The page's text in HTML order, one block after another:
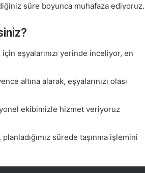
süre boyunca muhafaza ediyoruz.
eşyalarınızı yerinde inceliyor, en
altına alarak, eşyalarınızı olası
ekibimizle hizmet veriyoruz
sürede taşınma işlemini